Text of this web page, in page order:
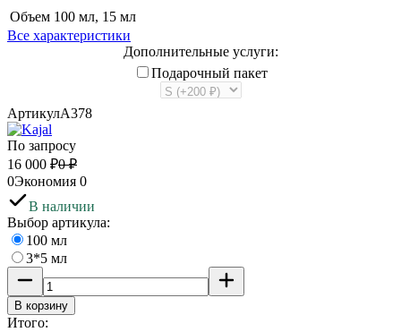
Объем 100 мл, 15 мл
Все характеристики
Дополнительные услуги:
Подарочный пакет
АртикулA378
По запросу
16 000 ₽0 ₽
0Экономия 0
В наличии
Выбор артикула:
100 мл
3*5 мл
В корзину
Итого: